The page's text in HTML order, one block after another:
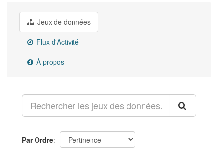
Jeux de données
Flux d'Activité
À propos
Par Ordre